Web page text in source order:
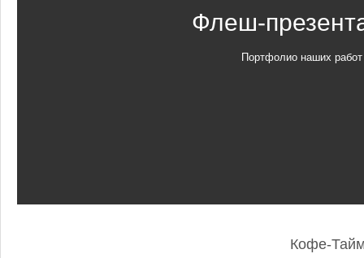
Флеш-
Портфолио наших работ
Кофе-